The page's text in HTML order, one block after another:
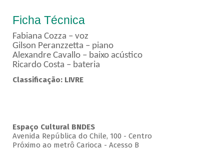
Ficha Técnica
Fabiana Cozza – voz
Gilson Peranzzetta – piano
Alexandre Cavallo – baixo acústico
Ricardo Costa – bateria
Classificação: LIVRE
Espaço Cultural BNDES
Avenida República do Chile, 100 - Centro
Próximo ao metrô Carioca - Acesso B